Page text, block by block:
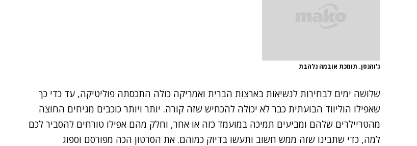
ג'והנסן. תומכת אובמה נלהבת
שלושה ימים לבחירות לנשיאות בארצות הברית ואמריקה כולה התכסתה פוליטיקה, עד כדי כך
שאפילו הוליווד הבועתית כבר לא יכולה להכחיש שזה קורה. יותר ויותר כוכבים מגיחים החוצה
מהטריילרים שלהם ומביעים תמיכה במועמד כזה או אחר, וחלק מהם אפילו טורחים להסביר לכם
למה, כדי שתבינו שזה ממש חשוב ותעשו בדיוק כמוהם. את הסרטון הכה מפורסם וספוג